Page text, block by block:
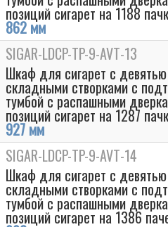
позиций сигарет на 1188
862 мм
SIGAR-LDCP-TP-9-AVT-13
Шкаф для сигарет с девятью
складными створками с
тумбой с распашными
позиций сигарет на 1287
927 мм
SIGAR-LDCP-TP-9-AVT-14
Шкаф для сигарет с девятью
складными створками с
тумбой с распашными
позиций сигарет на 1386